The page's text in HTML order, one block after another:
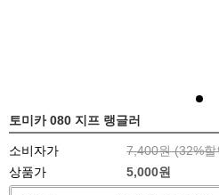
토미카 080 지프 랭글러
소비자가 7,400원 (32%
상품가
5,000원